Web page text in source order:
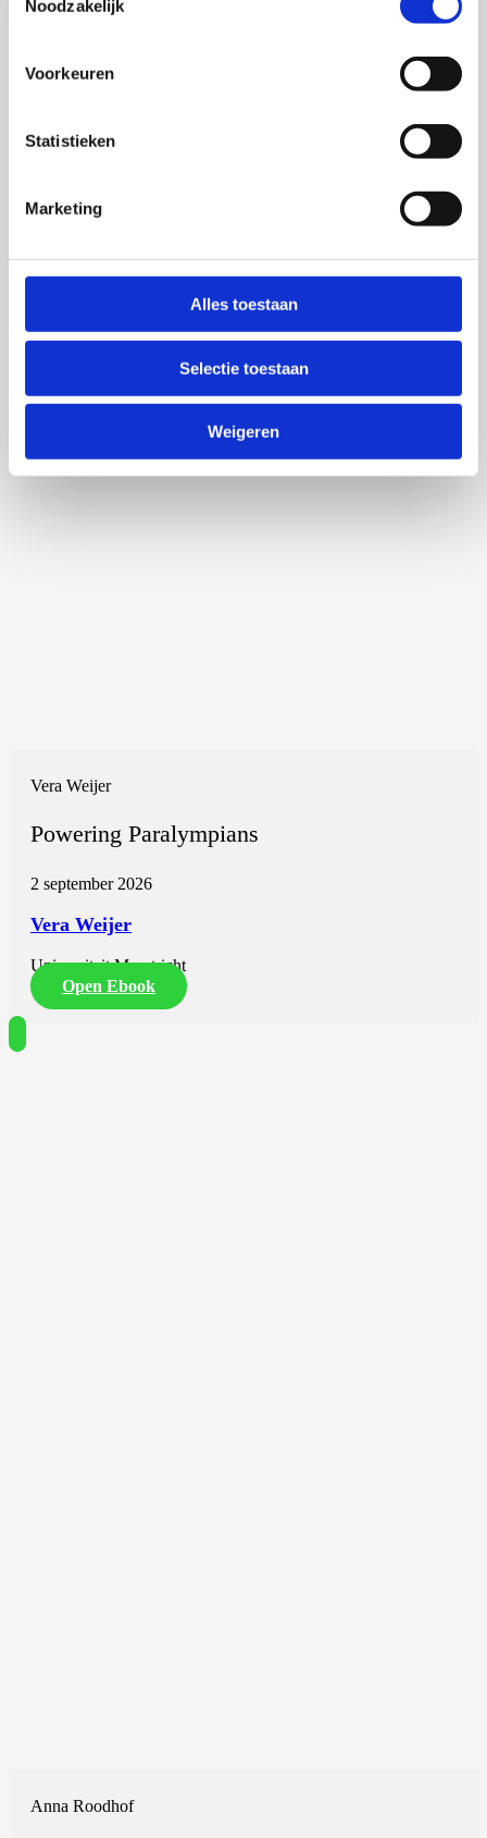
Noodzakelijk
Voorkeuren
Statistieken
Marketing
Alles toestaan
Selectie toestaan
Weigeren
Vera Weijer
Powering Paralympians
2 september 2026
Vera Weijer
Universiteit Maastricht
Open Ebook
Anna Roodhof